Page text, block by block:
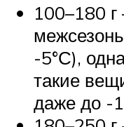
100–180
-5°С),
такие
даже до -